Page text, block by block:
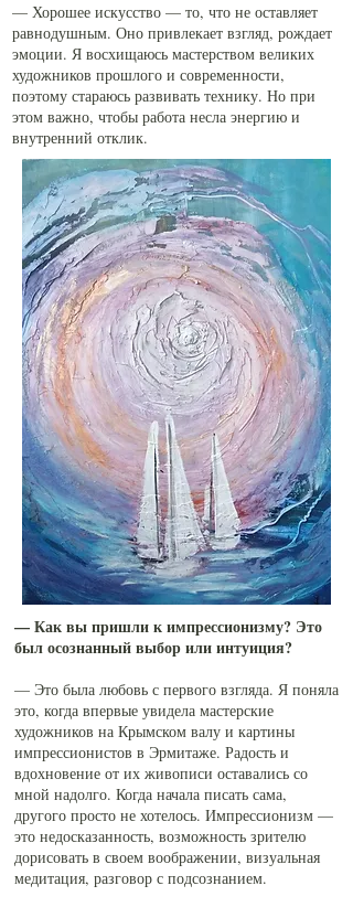
— Хорошее искусство — то, что не оставляет
равнодушным. Оно привлекает взгляд, рождает
эмоции. Я восхищаюсь мастерством великих
художников прошлого и современности,
поэтому стараюсь развивать технику. Но при
этом важно, чтобы работа несла энергию и
внутренний отклик.
— Как вы пришли к импрессионизму? Это
был осознанный выбор или интуиция?
— Это была любовь с первого взгляда. Я поняла
это, когда впервые увидела мастерские
художников на Крымском валу и картины
импрессионистов в Эрмитаже. Радость и
вдохновение от их живописи оставались со
мной надолго. Когда начала писать сама,
другого просто не хотелось. Импрессионизм —
это недосказанность, возможность зрителю
дорисовать в своем воображении, визуальная
медитация, разговор с подсознанием.